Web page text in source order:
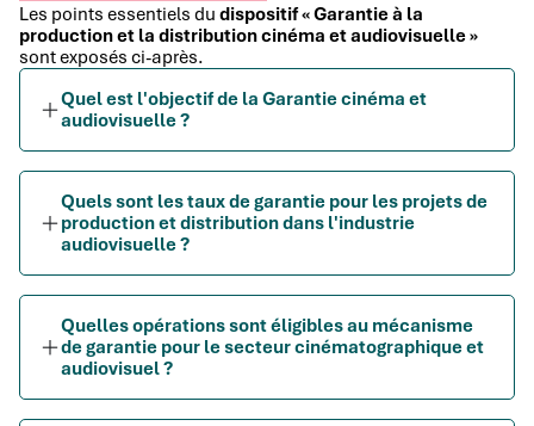
Les points essentiels du dispositif « Garantie à la
production et la distribution cinéma et audiovisuelle »
sont exposés ci-après.
Quel est l'objectif de la Garantie cinéma et
audiovisuelle ?
Quels sont les taux de garantie pour les projets de
production et distribution dans l'industrie
audiovisuelle ?
Quelles opérations sont éligibles au mécanisme
de garantie pour le secteur cinématographique et
audiovisuel ?